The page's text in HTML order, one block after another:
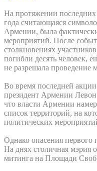
На протяжении
года считающаяся
Армении, была
мероприятий. После
столкновениях
погибли десять человек,
не разрешала проведение
Во время последней
президент Армении
что власти Армении
список территорий, на
политических
Однако опасения первого
На днях столичная мэрия
митинга на Площади